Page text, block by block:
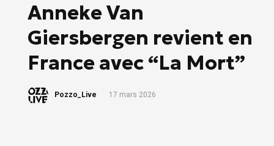
Anneke Van
Giersbergen revient en
France avec “La Mort”
Pozzo_Live 17 mars 2026